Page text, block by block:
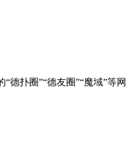
“德扑圈”“德友圈”“魔域”等网